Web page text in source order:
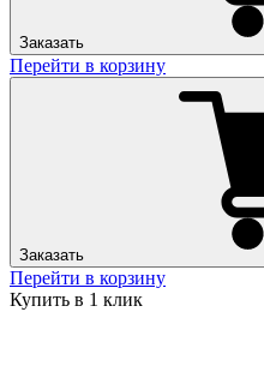
Заказать
Перейти в корзину
Заказать
Перейти в корзину
Купить в 1 клик